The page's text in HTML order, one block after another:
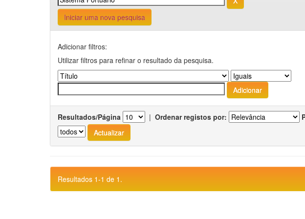
Iniciar uma nova pesquisa
Adicionar filtros:
Utilizar filtros para refinar o resultado da pesquisa.
Resultados/Página | Ordenar registos por:
Resultados 1-1 de 1.